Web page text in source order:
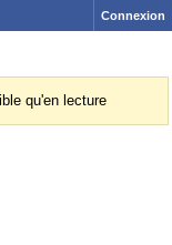
Connexion
qu'en lecture